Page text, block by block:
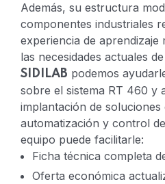
Además, su estructura
componentes industriales
experiencia de aprendizaje
las necesidades actuales
SIDILAB podemos
sobre el sistema RT 460 y
implantación de soluciones
automatización y control
equipo puede facilitarle:
Ficha técnica completa
Oferta económica